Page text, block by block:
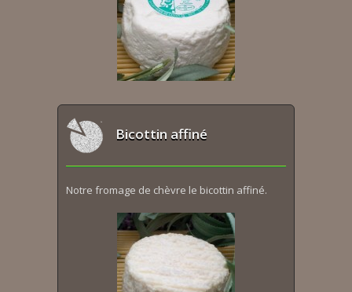
Bicottin affiné
Notre fromage de chèvre le bicottin affiné.